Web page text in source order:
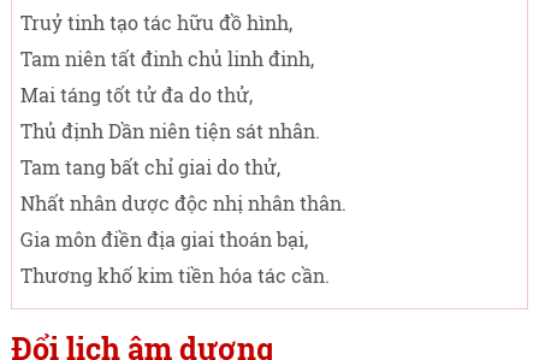
Truỷ tinh tạo tác hữu đồ hình,
Tam niên tất đinh chủ linh đinh,
Mai táng tốt tử đa do thử,
Thủ định Dần niên tiện sát nhân.
Tam tang bất chỉ giai do thử,
Nhất nhân dược độc nhị nhân thân.
Gia môn điền địa giai thoán bại,
Thương khố kim tiền hóa tác cần.
Đổi lịch âm dương